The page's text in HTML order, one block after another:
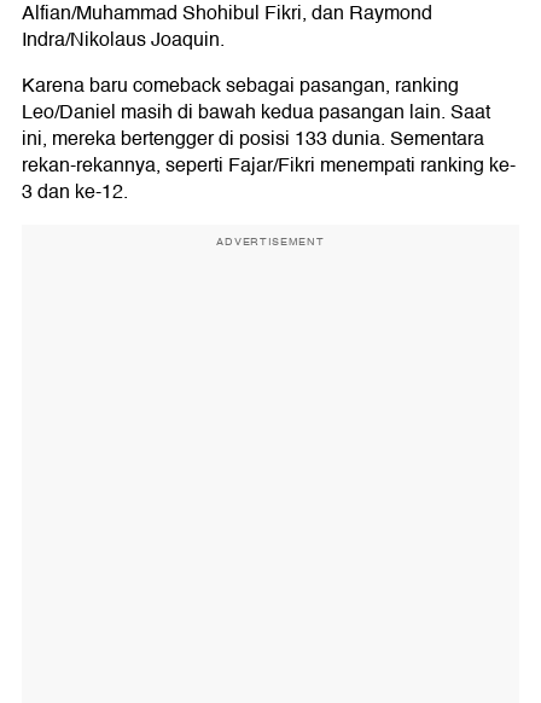
Alfian/Muhammad Shohibul Fikri, dan Raymond
Indra/Nikolaus Joaquin.
Karena baru comeback sebagai pasangan, ranking
Leo/Daniel masih di bawah kedua pasangan lain. Saat
ini, mereka bertengger di posisi 133 dunia. Sementara
rekan-rekannya, seperti Fajar/Fikri menempati ranking ke-
3 dan ke-12.
ADVERTISEMENT